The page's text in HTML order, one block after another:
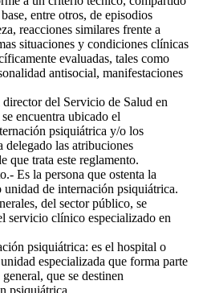
entre otros, de episodios
reacciones similares frente a
situaciones y condiciones clínicas
evaluadas, tales como
antisocial, manifestaciones
del Servicio de Salud en
encuentra ubicado el
psiquiátrica y/o los
delegado las atribuciones
que trata este reglamento.
Es la persona que ostenta la
de internación psiquiátrica.
del sector público, se
servicio clínico especializado en
psiquiátrica: es el hospital o
especializada que forma parte
que se destinen
psiquiátrica.